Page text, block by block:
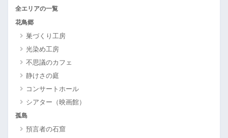
全エリアの一覧
花鳥郷
巣づくり工房
光染め工房
不思議のカフェ
静けさの庭
コンサートホール
シアター（映画館）
孤島
預言者の石窟